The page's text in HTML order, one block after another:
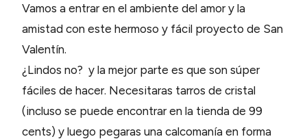
Vamos a entrar en el ambiente del amor y la
amistad con este hermoso y fácil proyecto de San
Valentín.
¿Lindos no? y la mejor parte es que son súper
fáciles de hacer. Necesitaras tarros de cristal
(incluso se puede encontrar en la tienda de 99
cents) y luego pegaras una calcomanía en forma